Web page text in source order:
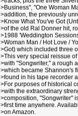
>Business", "One Woman
>addition, the previously
>Know What You've Got
>of the old Ral Donner hit,
>1988 'Weddington
>Woman Man / Hot Love /
>Got) which included three
>This very special reissue
>with "Songwriter," a rough
>which became Shannon's
>found in his tape recorder
>For purposes of historical
>with the extraordinary
>composition, "Songwriter"
>first time anywhere.
>on Amazon.